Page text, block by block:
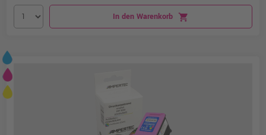
In den Warenkorb shopping_cart